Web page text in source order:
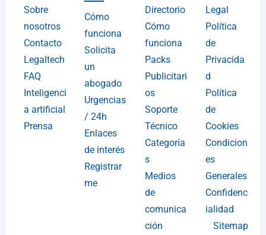
Sobre
nosotros
Contacto
Legaltech
FAQ
Inteligenci
a artificial
Prensa
Cómo
funciona
Solicita
un
abogado
Urgencias
/ 24h
Enlaces
de interés
Registrar
me
Directorio
Cómo
funciona
Packs
Publicitari
os
Soporte
Técnico
Categoría
s
Medios
de
comunica
ción
Legal
Política
de
Privacida
d
Política
de
Cookies
Condicion
es
Generales
Confidenc
ialidad
Sitemap